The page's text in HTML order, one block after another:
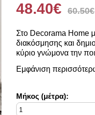
48.40€ 60.50€
Στο Decorama Home
διακόσμησης και
κύριο γνώμονα την
Η συλλογή μας
Στο Decorama Home
στο προσωπικό σας
Εμφάνιση
Mήκος (μέτρα):